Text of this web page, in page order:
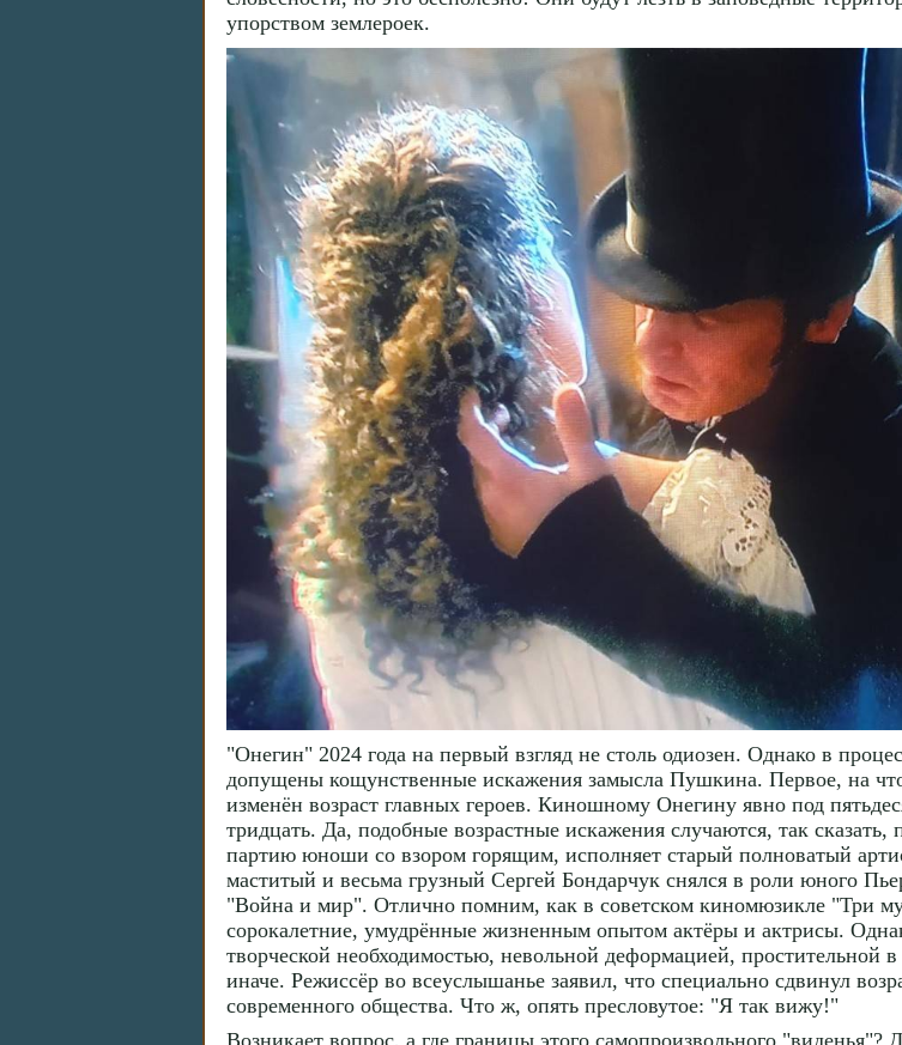
упорством землероек.
"Онегин" 2024 года на первый взгляд не столь одиозен. Однако в
допущены кощунственные искажения замысла Пушкина. Первое, на
изменён возраст главных героев. Киношному Онегину явно под
тридцать. Да, подобные возрастные искажения случаются, так
партию юноши со взором горящим, исполняет старый полноватый
маститый и весьма грузный Сергей Бондарчук снялся в роли юного
"Война и мир". Отлично помним, как в советском киномюзикле "Три
сорокалетние, умудрённые жизненным опытом актёры и актрисы.
творческой необходимостью, невольной деформацией, простительной
иначе. Режиссёр во всеуслышанье заявил, что специально сдвинул
современного общества. Что ж, опять пресловутое: "Я так вижу!"
Возникает вопрос, а где границы этого самопроизвольного